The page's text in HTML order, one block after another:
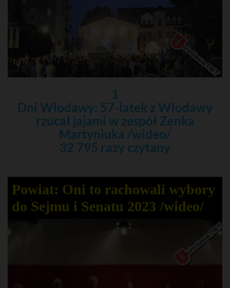
1
Dni Włodawy: 57-latek z Włodawy
rzucał jajami w zespół Zenka
Martyniuka /wideo/
32 795 razy czytany
Powiat: Oni to rachowali wybory
do Sejmu i Senatu 2023 /wideo/